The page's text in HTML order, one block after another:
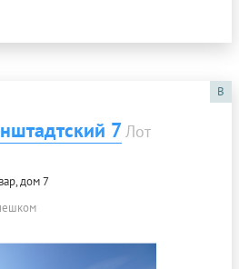
B
7Лот
дом 7